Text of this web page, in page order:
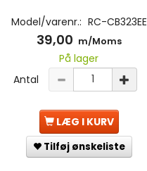
Model/varenr.: RC-CB323EE
39,00 m/Moms
På lager
Antal
LÆG I KURV
Tilføj ønskeliste